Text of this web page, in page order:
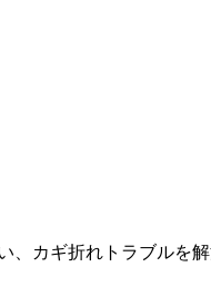
カギ折れトラブルを解